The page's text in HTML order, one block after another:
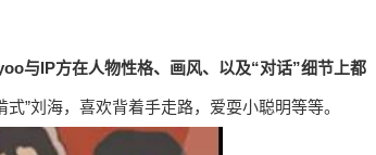
与IP方在人物性格、画风、以及“对话”细节上都
”刘海，喜欢背着手走路，爱耍小聪明等等。